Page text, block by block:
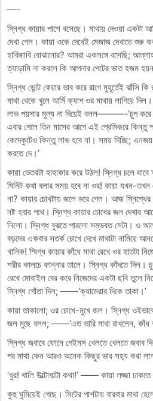
—-
স্নিগ্ধ কায়ার পাশে বসেছে। মাথায় দেওয়া একটা
দেখা গেল। কায়া ওকে দেখেই মেজাজ দেখাতে
হাবিজাবি বোঝানোর? আমরা একসঙ্গে বসেছি;
ত্যাড়ামি না করলে কি আপনার পেটের ভাত হজম
স্নিগ্ধ ডোন্ট কেয়ার ভাব করে রাগে মুহূর্তেই ঝাঁসি কি
মাথা থেকে খুলে আর্মি ক্যাপ ওর মাথায় লাগিয়ে
লাভ পয়সার মূল্য না দিয়েই বলল———-‘চুপ করে
এবার গেলে তিন মাসের আগে এই প্রেমিকরে কিন্তু
কেদেকুটেও কিন্তু লাভ হবে না। সময় দিচ্ছি;
করতে দে।’
কায়া ভেতরটা হাহাকার করে উঠল! স্নিগ্ধ চলে
মিনিট কথা বলার সময় হবে না ওর! কায়া যখন-তখন
না? কায়ার চোখটায় জলে ভরে গেল। আজ
নষ্ট হবার পথে। স্নিগ্ধ কায়ার চোখের জল দেখার
নিলো। স্নিগ্ধ বুঝতে পারলো সম্ভবত সেটা। ও
বড়দের একবার সতর্ক চোখে দেখে মাথাটা নামিয়ে
খানিক! স্মিগ্ধ কায়ার কাঁধে মাথা রেখে ওর হাতটা
শরীর কালচে কান্নার তালে। স্নিগ্ধ কাঁদতে দিল।
রেখে মোবাইল বের করে নিজেদের একটা ছবি তুলে
স্নিগ্ধ গোঁতা দিল; ——‘ক্যামেরার দিকে তাকা।’
কায়া তাকালো; ওর চোখে-মুখে জল। স্নিগ্ধ
জল মুছে বলল; ——‘এত ভারি মাথা রাখলেন, কাঁধ
স্নিগ্ধ জবাবে ফোনে গেইমস খেলতে খেলতে
পর মাথা কেন আরও অনেক কিছুর ভার স‍হ‍্য করা
‘ধুর! খালি উল্টোপাল্টা কথা!’ —— কায়া লজ্জা
কুহু ঘুমিয়েই গেছে। সিটের পাশটায় বারবার মাথা